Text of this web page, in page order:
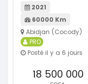
2021
60000 Km
Abidjan (Cocody)
PRO
Posté il y a 6 jours
18 500 000